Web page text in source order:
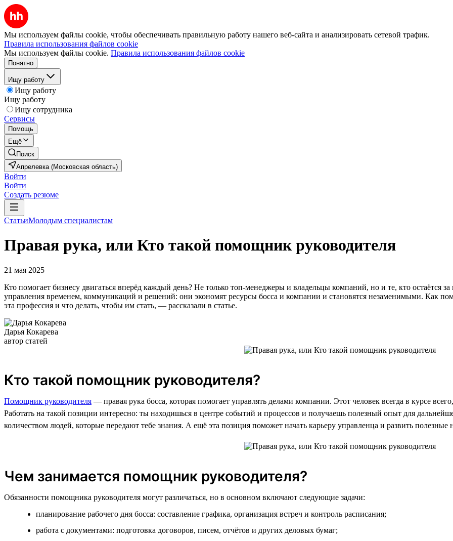
Мы используем файлы cookie, чтобы обеспечивать правильную работу нашего веб-сайта и анализировать сетевой трафик.
Правила использования файлов cookie
Мы используем файлы cookie. Правила использования файлов cookie
Понятно
Ищу работу
Ищу работу
Ищу работу
Ищу сотрудника
Сервисы
Помощь
Ещё
Поиск
Апрелевка (Московская область)
Войти
Войти
Создать резюме
СтатьиМолодым специалистам
Правая рука, или Кто такой помощник руководителя
21 мая 2025
Кто помогает бизнесу двигаться вперёд каждый день? Не только топ-менеджеры и владельцы компаний, но и те, кто остаётся
управления временем, коммуникаций и решений: они экономят ресурсы босса и компании и становятся незаменимыми. Как
эта профессия и что делать, чтобы им стать, — рассказали в статье.
Дарья Кокарева
автор статей
Кто такой помощник руководителя?
Помощник руководителя — правая рука босса, которая помогает управлять делами компании. Этот человек всегда в курсе
Работать на такой позиции интересно: ты находишься в центре событий и процессов и получаешь полезный опыт для
количеством людей, которые передают тебе знания. А ещё эта позиция поможет начать карьеру управленца и развить полезные
Чем занимается помощник руководителя?
Обязанности помощника руководителя могут различаться, но в основном включают следующие задачи:
планирование рабочего дня босса: составление графика, организация встреч и контроль расписания;
работа с документами: подготовка договоров, писем, отчётов и других деловых бумаг;